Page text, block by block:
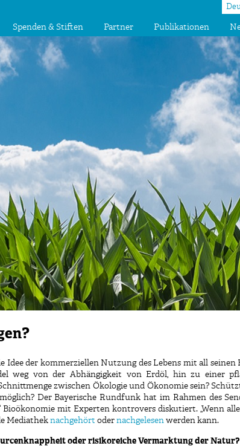
Spenden & Stiften Partner Publikationen
der kommerziellen Nutzung des Lebens mit all seinen
weg von der Abhängigkeit von Erdöl, hin zu einer
zwischen Ökologie und Ökonomie sein?
Der Bayerische Rundfunk hat im Rahmen des
Bioökonomie mit Experten kontrovers diskutiert. „Wenn
Mediathek nachgehört oder nachgelesen werden kann.
oder risikoreiche Vermarktung der Natur?